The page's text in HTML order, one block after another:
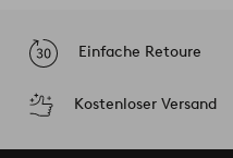
Einfache Retoure
Kostenloser Versand